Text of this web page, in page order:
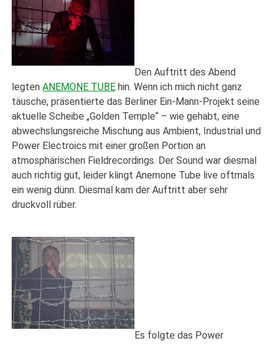
Den Auftritt des Abend
legtenANEMONE TUBE hin. Wenn ich mich nicht ganz
täusche, präsentierte das Berliner Ein-Mann-Projekt seine
aktuelle Scheibe „Golden Temple“ – wie gehabt, eine
abwechslungsreiche Mischung aus Ambient, Industrial und
Power Electroics mit einer großen Portion an
atmosphärischen Fieldrecordings. Der Sound war diesmal
auch richtig gut, leider klingt Anemone Tube live oftmals
ein wenig dünn. Diesmal kam der Auftritt aber sehr
druckvoll rüber.
Es folgte das Power